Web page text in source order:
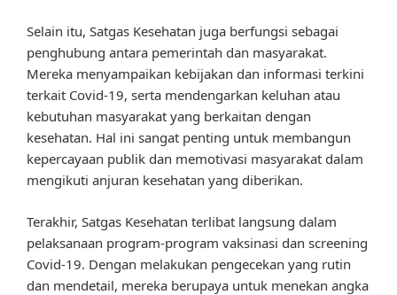
Selain itu, Satgas Kesehatan juga berfungsi sebagai
penghubung antara pemerintah dan masyarakat.
Mereka menyampaikan kebijakan dan informasi terkini
terkait Covid-19, serta mendengarkan keluhan atau
kebutuhan masyarakat yang berkaitan dengan
kesehatan. Hal ini sangat penting untuk membangun
kepercayaan publik dan memotivasi masyarakat dalam
mengikuti anjuran kesehatan yang diberikan.
Terakhir, Satgas Kesehatan terlibat langsung dalam
pelaksanaan program-program vaksinasi dan screening
Covid-19. Dengan melakukan pengecekan yang rutin
dan mendetail, mereka berupaya untuk menekan angka